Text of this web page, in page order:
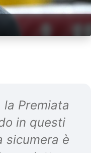
Premiata
in questi
sicumera è